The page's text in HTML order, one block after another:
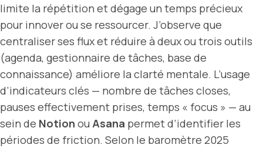
limite la répétition et dégage un temps précieux
pour innover ou se ressourcer. J’observe que
centraliser ses flux et réduire à deux ou trois outils
(agenda, gestionnaire de tâches, base de
connaissance) améliore la clarté mentale. L’usage
d’indicateurs clés — nombre de tâches closes,
pauses effectivement prises, temps « focus » — au
sein de Notion ou Asana permet d’identifier les
périodes de friction. Selon le baromètre 2025